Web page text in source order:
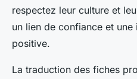
respectez leur culture et
un lien de confiance et une
positive.
La traduction des fiches